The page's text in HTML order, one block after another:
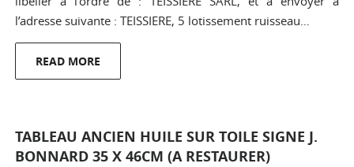
l’adresse suivante : TEISSIERE, 5 lotissement ruisseau…
READ MORE
TABLEAU ANCIEN HUILE SUR TOILE SIGNE J.
BONNARD 35 X 46CM (A RESTAURER)